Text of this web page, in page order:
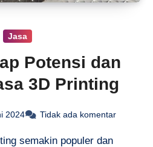
Jasa
Potensi dan
3D Printing
2024 Tidak ada komentar
semakin populer dan